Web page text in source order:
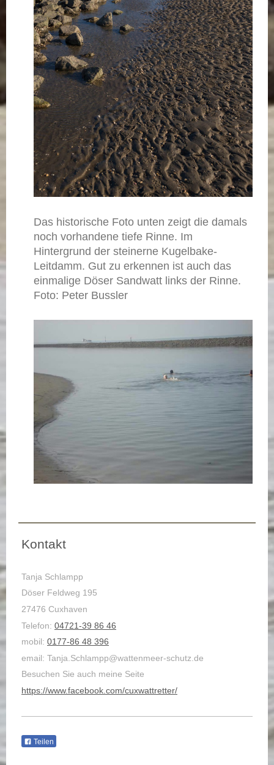
Das historische Foto unten zeigt die damals
noch vorhandene tiefe Rinne. Im
Hintergrund der steinerne Kugelbake-
Leitdamm. Gut zu erkennen ist auch das
einmalige Döser Sandwatt links der Rinne.
Foto: Peter Bussler
Kontakt
Tanja Schlampp
Döser Feldweg 195
27476 Cuxhaven
Telefon: 04721-39 86 46
mobil: 0177-86 48 396
email: Tanja.Schlampp@wattenmeer-schutz.de
Besuchen Sie auch meine Seite
https://www.facebook.com/cuxwattretter/
Teilen